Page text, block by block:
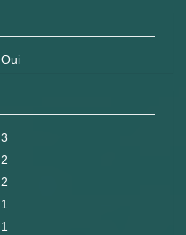
Oui
3
2
2
1
1